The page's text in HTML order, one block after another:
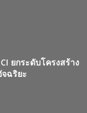
ยกระดับโครงสร้าง
ฉริยะ